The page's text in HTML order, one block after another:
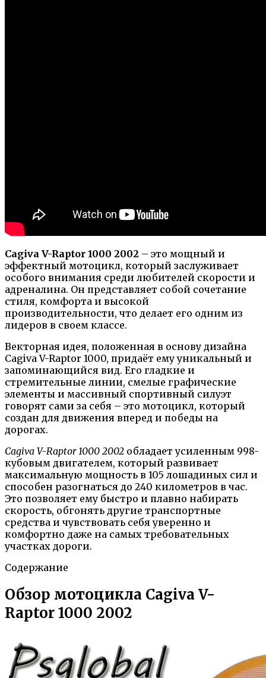
Cagiva V-Raptor 1000 2002 – это мощный и
эффектный мотоцикл, который заслуживает
особого внимания среди любителей скорости и
адреналина. Он представляет собой сочетание
стиля, комфорта и высокой
производительности, что делает его одним из
лидеров в своем классе.
Векторная идея, положенная в основу дизайна
Cagiva V-Raptor 1000, придаёт ему уникальный и
запоминающийся вид. Его гладкие и
стремительные линии, смелые графические
элементы и массивный спортивный силуэт
говорят сами за себя – это мотоцикл, который
создан для движения вперед и победы на
дорогах.
Cagiva V-Raptor 1000 2002 обладает усиленным 998-
кубовым двигателем, который развивает
максимальную мощность в 105 лошадиных сил и
способен разогнаться до 240 километров в час.
Это позволяет ему быстро и плавно набирать
скорость, обгонять другие транспортные
средства и чувствовать себя уверенно и
комфортно даже на самых требовательных
участках дороги.
Содержание
Обзор мотоцикла Cagiva V-
Raptor 1000 2002